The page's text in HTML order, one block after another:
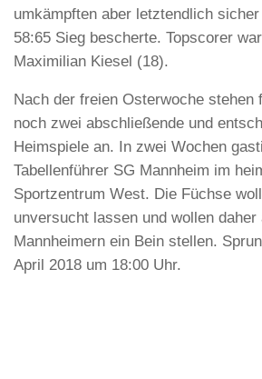
umkämpften aber letztendlich
58:65 Sieg bescherte. Topscorer
Maximilian Kiesel (18).
Nach der freien Osterwoche stehen
noch zwei abschließende und
Heimspiele an. In zwei Wochen
Tabellenführer SG Mannheim im
Sportzentrum West. Die Füchse
unversucht lassen und wollen
Mannheimern ein Bein stellen.
April 2018 um 18:00 Uhr.